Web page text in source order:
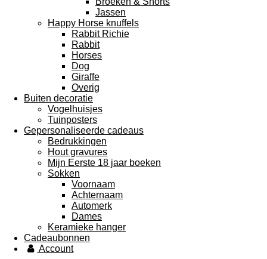
Jassen
Happy Horse knuffels
Rabbit Richie
Rabbit
Horses
Dog
Giraffe
Overig
Buiten decoratie
Vogelhuisjes
Tuinposters
Gepersonaliseerde cadeaus
Bedrukkingen
Hout gravures
Mijn Eerste 18 jaar boeken
Sokken
Voornaam
Achternaam
Automerk
Dames
Keramieke hanger
Cadeaubonnen
Account